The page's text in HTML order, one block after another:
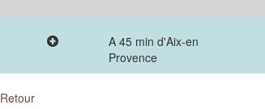
A 45 min d'Aix-en
Provence
Retour